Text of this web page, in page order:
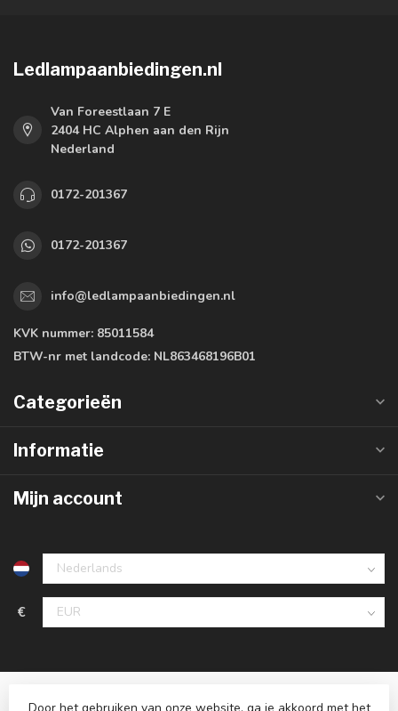
Ledlampaanbiedingen.nl
Van Foreestlaan 7 E
2404 HC Alphen aan den Rijn
Nederland
0172-201367
0172-201367
info@ledlampaanbiedingen.nl
KVK nummer: 85011584
BTW-nr met landcode: NL863468196B01
Categorieën
Informatie
Mijn account
€